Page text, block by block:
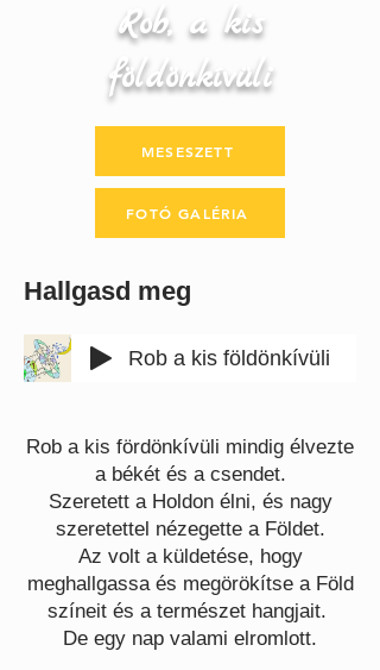
Rob, a kis
földönkívüli
MESESZETT
FOTÓ GALÉRIA
Hallgasd meg
Rob a kis földönkívüli
Rob a kis fördönkívüli mindig élvezte
a békét és a csendet.
Szeretett a Holdon élni, és nagy
szeretettel nézegette a Földet.
Az volt a küldetése, hogy
meghallgassa és megörökítse a Föld
színeit és a természet hangjait.
De egy nap valami elromlott.